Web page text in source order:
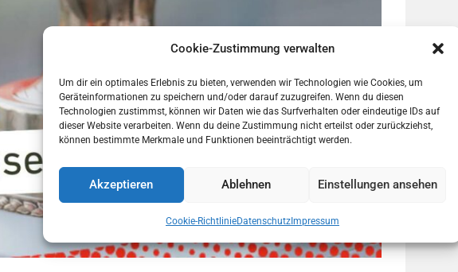
Cookie-Zustimmung verwalten
Um dir ein optimales Erlebnis zu bieten, verwenden wir Technologien wie Cookies, um
Geräteinformationen zu speichern und/oder darauf zuzugreifen. Wenn du diesen
Technologien zustimmst, können wir Daten wie das Surfverhalten oder eindeutige IDs auf
dieser Website verarbeiten. Wenn du deine Zustimmung nicht erteilst oder zurückziehst,
können bestimmte Merkmale und Funktionen beeinträchtigt werden.
Akzeptieren Ablehnen Einstellungen ansehen
Cookie-RichtlinieDatenschutzImpressum